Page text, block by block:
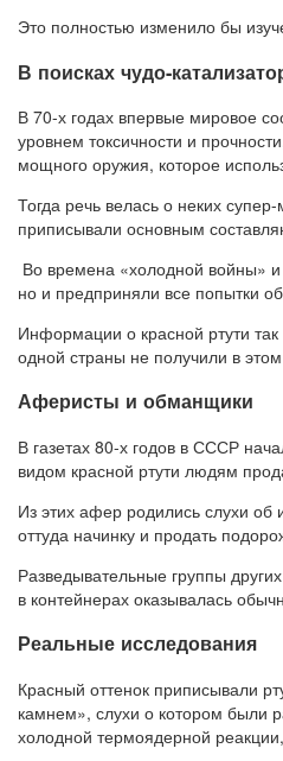
Это полностью изменило бы
В поисках чудо-
В 70-х годах впервые мировое
уровнем токсичности и
мощного оружия, которое
Тогда речь велась о неких
приписывали основным
Во времена «холодной войны» и
но и предприняли все попытки
Информации о красной ртути
одной страны не получили в
Аферисты и обманщики
В газетах 80-х годов в СССР
видом красной ртути людям
Из этих афер родились слухи об
оттуда начинку и продать
Разведывательные группы
в контейнерах оказывалась
Реальные исследования
Красный оттенок приписывали
камнем», слухи о котором были
холодной термоядерной